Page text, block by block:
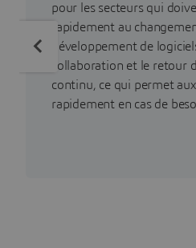
pour les secteurs qui
rapidement au
développement de
collaboration et le retour
continu, ce qui permet
rapidement en cas de